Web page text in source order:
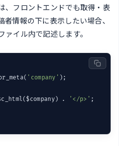
、フロントエンドでも取得・表
情報の下に表示したい場合、
イル内で記述します。
'company'
. '</p>' ;